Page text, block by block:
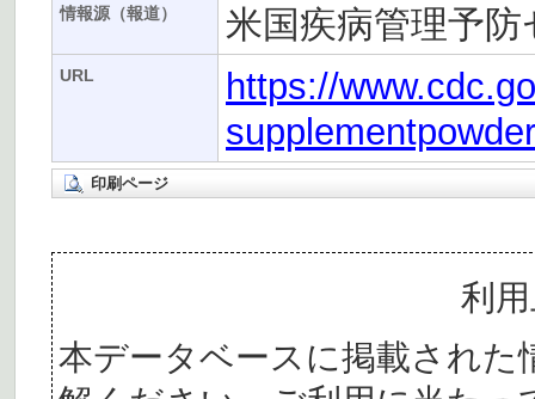
情報源（報道） 米国疾病管理予
URL
https://
印刷ページ
利
本データベースに掲載された